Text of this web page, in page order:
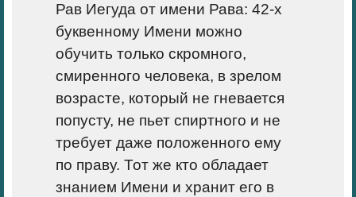
Рав Иегуда от имени Рава: 42-х
буквенному Имени можно
обучить только скромного,
смиренного человека, в зрелом
возрасте, который не гневается
попусту, не пьет спиртного и не
требует даже положен­ного ему
по праву. Тот же кто обладает
знанием Имени и хранит его в